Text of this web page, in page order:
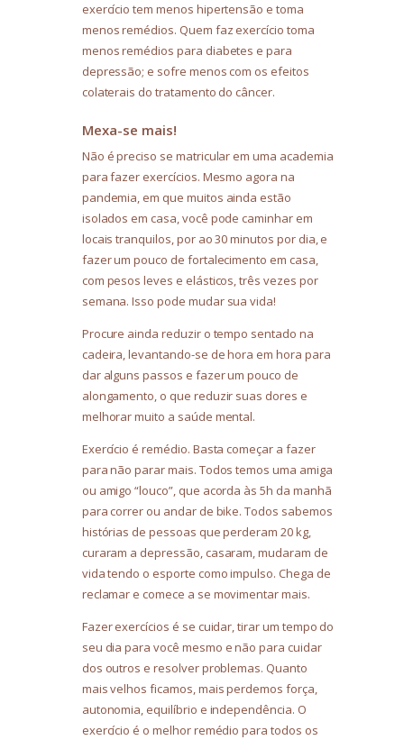
exercício tem menos hipertensão e toma
menos remédios. Quem faz exercício toma
menos remédios para diabetes e para
depressão; e sofre menos com os efeitos
colaterais do tratamento do câncer.
Mexa-se mais!
Não é preciso se matricular em uma academia
para fazer exercícios. Mesmo agora na
pandemia, em que muitos ainda estão
isolados em casa, você pode caminhar em
locais tranquilos, por ao 30 minutos por dia, e
fazer um pouco de fortalecimento em casa,
com pesos leves e elásticos, três vezes por
semana. Isso pode mudar sua vida!
Procure ainda reduzir o tempo sentado na
cadeira, levantando-se de hora em hora para
dar alguns passos e fazer um pouco de
alongamento, o que reduzir suas dores e
melhorar muito a saúde mental.
Exercício é remédio. Basta começar a fazer
para não parar mais. Todos temos uma amiga
ou amigo “louco”, que acorda às 5h da manhã
para correr ou andar de bike. Todos sabemos
histórias de pessoas que perderam 20 kg,
curaram a depressão, casaram, mudaram de
vida tendo o esporte como impulso. Chega de
reclamar e comece a se movimentar mais.
Fazer exercícios é se cuidar, tirar um tempo do
seu dia para você mesmo e não para cuidar
dos outros e resolver problemas. Quanto
mais velhos ficamos, mais perdemos força,
autonomia, equilíbrio e independência. O
exercício é o melhor remédio para todos os